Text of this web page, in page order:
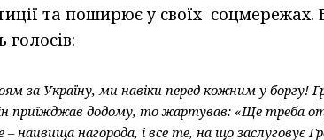
та поширює у своїх
голосів:
за Україну, ми навіки перед кожним у боргу!
приїжджав додому, то жартував: «Ще треба
найвища нагорода, і все те, на що заслуговує